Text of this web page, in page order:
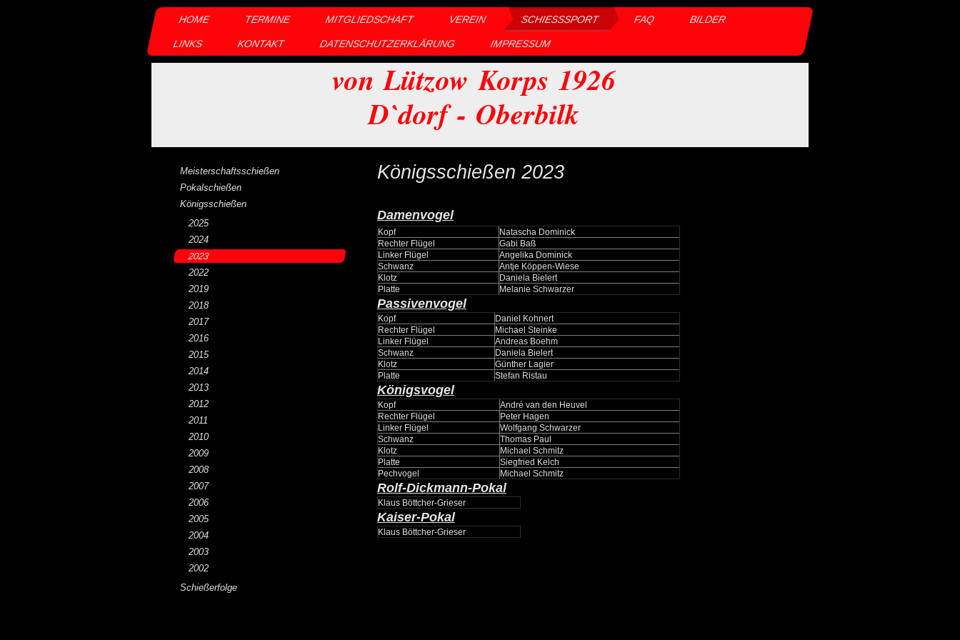
HOME TERMINE MITGLIEDSCHAFT VEREIN SCHIESSSPORT FAQ BILDER
LINKS KONTAKT DATENSCHUTZERKLÄRUNG IMPRESSUM
von Lützow Korps 1926
D`dorf - Oberbilk
Königsschießen 2023
Damenvogel
Kopf
Natascha Dominick
Rechter Flügel
Gabi Baß
Linker Flügel
Angelika Dominick
Schwanz
Antje Köppen-Wiese
Klotz
Daniela Bielert
Platte
Melanie Schwarzer
Passivenvogel
Kopf
Daniel Kohnert
Rechter Flügel
Michael Steinke
Linker Flügel
Andreas Boehm
Schwanz
Daniela Bielert
Klotz
Günther Lagier
Platte
Stefan Ristau
Königsvogel
Kopf
André van den Heuvel
Rechter Flügel
Peter Hagen
Linker Flügel
Wolfgang Schwarzer
Schwanz
Thomas Paul
Klotz
Michael Schmitz
Platte
Siegfried Kelch
Pechvogel
Michael Schmitz
Rolf-Dickmann-Pokal
Klaus Böttcher-Grieser
Kaiser-Pokal
Klaus Böttcher-Grieser
Meisterschaftsschießen
Pokalschießen
Königsschießen
2025
2024
2023
2022
2019
2018
2017
2016
2015
2014
2013
2012
2011
2010
2009
2008
2007
2006
2005
2004
2003
2002
Schießerfolge